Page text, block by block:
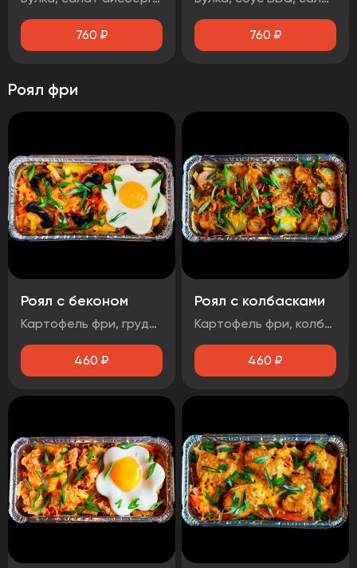
760 ₽ 760 ₽
Роял фри
Роял с беконом
Картофель фри, грудинка свиная, яйцо, маринованный лук, помидор, шампиньоны, зеленый лук, сыр Гауда, соус чесночный
460 ₽
Роял с колбасками
Картофель фри, колбаски баварские, соус BBQ, огурцы маринованные, зеленый лук, лук фритюрный, сыр
460 ₽